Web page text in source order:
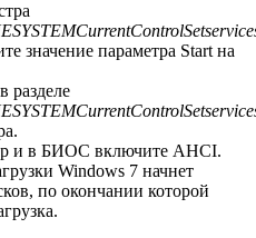
значение параметра Start на
разделе
и в БИОС включите AHCI.
Windows 7 начнет
по окончании которой